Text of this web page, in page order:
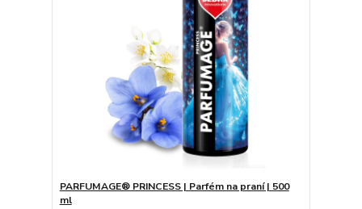
PARFUMAGE® PRINCESS | Parfém na praní | 500
ml